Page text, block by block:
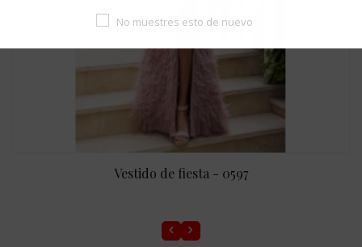
Vestido de fiesta - 0597
No muestres esto de nuevo